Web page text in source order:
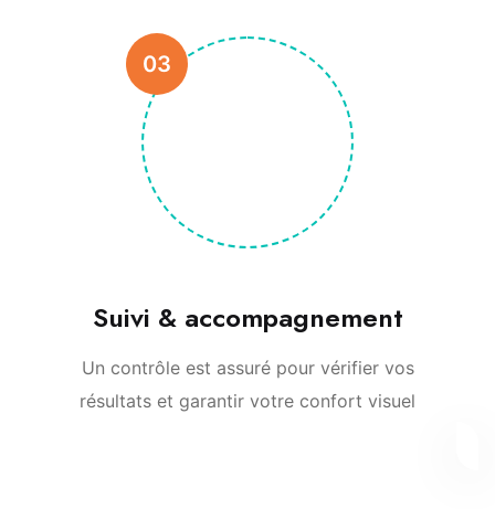
03
Suivi & accompagnement
Un contrôle est assuré pour vérifier vos
résultats et garantir votre confort visuel